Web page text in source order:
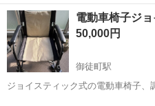
パターンのシフトがあるから ライ
門ヒルズ駅直結だから 雨でも濡れずに通勤
ートでも大歓迎...
東京 台東区 御徒町駅 警
電動車椅子ジ
50,000円
御徒町駅
ジョイスティック式の電動車椅子、調整